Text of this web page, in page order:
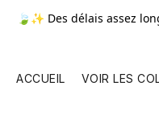
🍃✨ Des délais assez
ACCUEIL VOIR LES